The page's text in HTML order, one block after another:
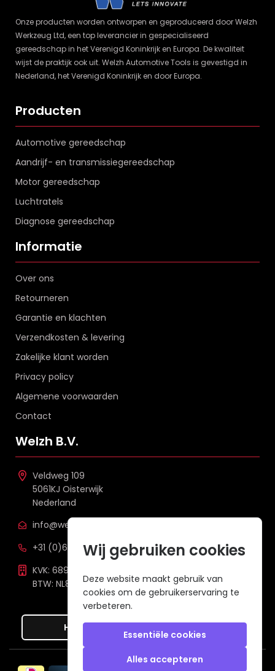
Onze producten worden ontworpen en geproduceerd door Welzh
Werkzeug Ltd, een top leverancier in gespecialiseerd
gereedschap in het Verenigd Koninkrijk en Europa. De kwaliteit
wijst de praktijk ook uit. Welzh Automotive Tools is gevestigd in
Nederland, het Verenigd Koninkrijk en door Europa.
Producten
Automotive gereedschap
Aandrijf- en transmissiegereedschap
Motor gereedschap
Luchtratels
Diagnose gereedschap
Informatie
Over ons
Retourneren
Garantie en klachten
Verzendkosten & levering
Zakelijke klant worden
Privacy policy
Algemene voorwaarden
Contact
Welzh B.V.
Veldweg 109
5061KJ Oisterwijk
Nederland
info@welzh.nl
+31 (0)6 26 51 83 20
KVK: 68977387
BTW: NL857672988B01
Hier de overeenkomst ontbinden
Veilig betalen met
Wij gebruiken cookies
Deze website maakt gebruik van
cookies om de gebruikerservaring te
verbeteren.
Essentiële cookies
Alles accepteren